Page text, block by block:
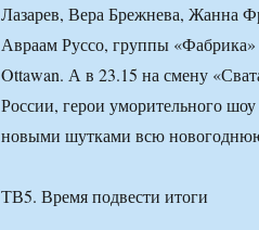
Лазарев, Вера Брежнева, Жанна
Авраам Руссо, группы «Фабрика»
Ottawan. А в 23.15 на смену
России, герои уморительного
новыми шутками всю
ТВ5. Время подвести итоги